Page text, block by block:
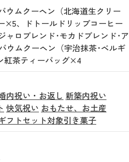
ウムクーヘン（北海道生クリー
×5、ドトールドリップコーヒー
ャロブレンド･モカドブレンド･ア
ウムクーヘン（宇治抹茶･ベルギ
紅茶ティーバッグ×4
内祝い・お返し 新築内祝い
快気祝い おもたせ、お土産
フトセット対象引き菓子